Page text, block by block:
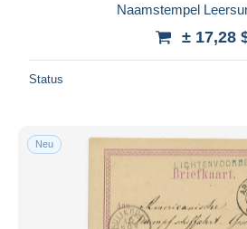
Naamstempel
± 17,28
Status
Neu